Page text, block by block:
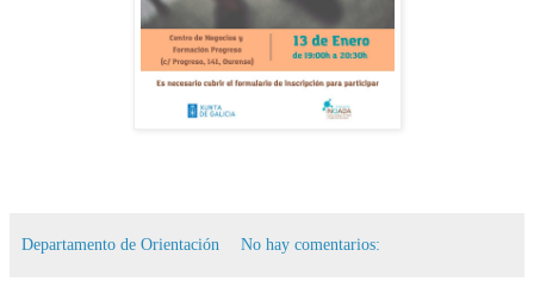
Departamento de Orientación No hay comentarios: